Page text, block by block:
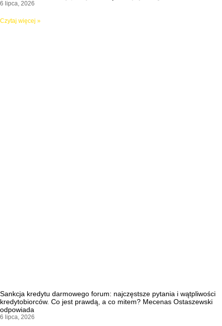
6 lipca, 2026
Czytaj więcej »
Sankcja kredytu darmowego forum: najczęstsze pytania i wątpliwości
kredytobiorców. Co jest prawdą, a co mitem? Mecenas Ostaszewski
odpowiada
6 lipca, 2026